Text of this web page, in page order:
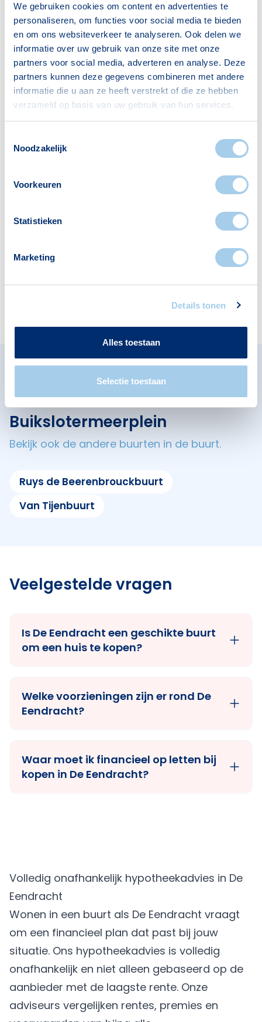
We gebruiken cookies om content en advertenties te
personaliseren, om functies voor social media te bieden
en om ons websiteverkeer te analyseren. Ook delen we
informatie over uw gebruik van onze site met onze
partners voor social media, adverteren en analyse. Deze
partners kunnen deze gegevens combineren met andere
informatie die u aan ze heeft verstrekt of die ze hebben
verzameld op basis van uw gebruik van hun services.
Noodzakelijk
Voorkeuren
Statistieken
Marketing
Details tonen
Alles toestaan
Selectie toestaan
Bron: CBS
Huishoudens
Alleenwonend
312
Gezin zonder kinderen
281
Bron: CBS
Voorzieningen in De Eendracht
Deze wijk heeft het allemaal voor je. Zo vind je
er:
Omliggende buurten in
Amsterdam
Buikslotermeerplein
Bekijk ook de andere buurten in de buurt.
Ruys de Beerenbrouckbuurt
Van Tijenbuurt
Veelgestelde vragen
Is De Eendracht een geschikte buurt
om een huis te kopen?
Welke voorzieningen zijn er rond De
Eendracht?
Waar moet ik financieel op letten bij
kopen in De Eendracht?
Volledig onafhankelijk hypotheekadvies in De
Eendracht
Wonen in een buurt als De Eendracht vraagt
om een financieel plan dat past bij jouw
situatie. Ons hypotheekadvies is volledig
onafhankelijk en niet alleen gebaseerd op de
aanbieder met de laagste rente. Onze
adviseurs vergelijken rentes, premies en